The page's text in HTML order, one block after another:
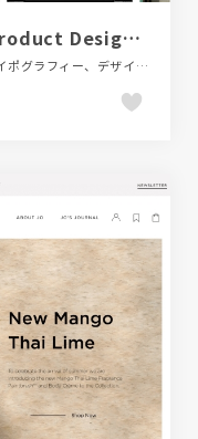
Lorenz Woehr — Digital Product Designer
コーポレートサイト、スタイリッシュ、タイポグラフィー、デザイン・アート・音楽・文芸、フラットデザイン、ホワイト系